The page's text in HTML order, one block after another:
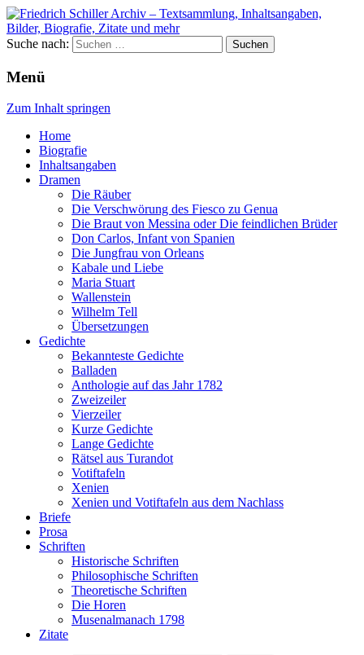
Suche nach:
Menü
Zum Inhalt springen
Home
Biografie
Inhaltsangaben
Dramen
Die Räuber
Die Verschwörung des Fiesco zu Genua
Die Braut von Messina oder Die feindlichen Brüder
Don Carlos, Infant von Spanien
Die Jungfrau von Orleans
Kabale und Liebe
Maria Stuart
Wallenstein
Wilhelm Tell
Übersetzungen
Gedichte
Bekannteste Gedichte
Balladen
Anthologie auf das Jahr 1782
Zweizeiler
Vierzeiler
Kurze Gedichte
Lange Gedichte
Rätsel aus Turandot
Votiftafeln
Xenien
Xenien und Votiftafeln aus dem Nachlass
Briefe
Prosa
Schriften
Historische Schriften
Philosophische Schriften
Theoretische Schriften
Die Horen
Musenalmanach 1798
Zitate